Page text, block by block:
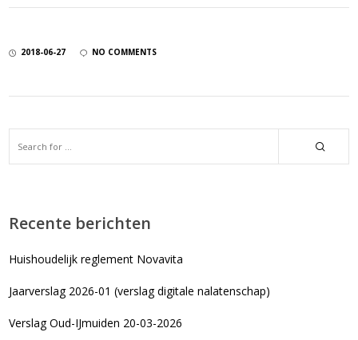
2018-06-27 NO COMMENTS
Recente berichten
Huishoudelijk reglement Novavita
Jaarverslag 2026-01 (verslag digitale nalatenschap)
Verslag Oud-IJmuiden 20-03-2026